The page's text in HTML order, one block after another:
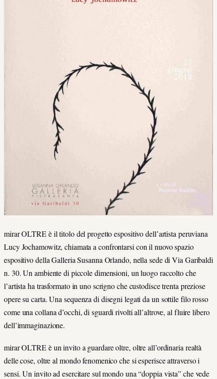
mirar OLTRE è il titolo del progetto espositivo dell’artista peruviana
Lucy Jochamowitz, chiamata a confrontarsi con il nuovo spazio
espositivo della Galleria Susanna Orlando, nella sede di Via Garibaldi
n. 30. Un ambiente di piccole dimensioni, un luogo raccolto che
l’artista ha trasformato in uno scrigno che custodisce trenta preziose
opere su carta. Una sequenza di disegni legati da un sottile filo rosso
come una collana d’occhi, di sguardi rivolti all’altrove, al fluire libero
dell’immaginazione.
mirar OLTRE è un invito a guardare oltre, oltre all’ordinaria realtà
delle cose, oltre al mondo fenomenico che si esperisce attraverso i
sensi. Un invito ad esercitare sul mondo una “doppia vista” che vede